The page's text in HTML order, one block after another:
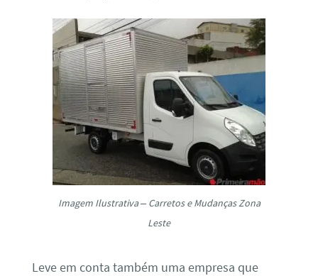
Imagem Ilustrativa – Carretos e Mudanças Zona
Leste
Leve em conta também uma empresa que